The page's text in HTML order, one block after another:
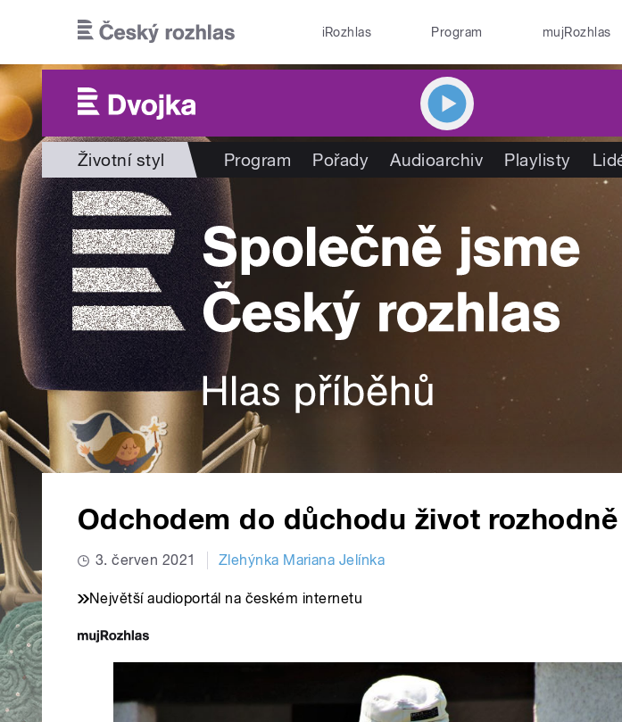
iRozhlas Program mujRozhlas
Životní styl Program Pořady Audioarchiv Playlisty
Odchodem do důchodu život
3. červen 2021 Zlehýnka Mariana Jelínka
Největší audioportál na českém internetu